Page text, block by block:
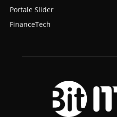
Portale Slider
FinanceTech